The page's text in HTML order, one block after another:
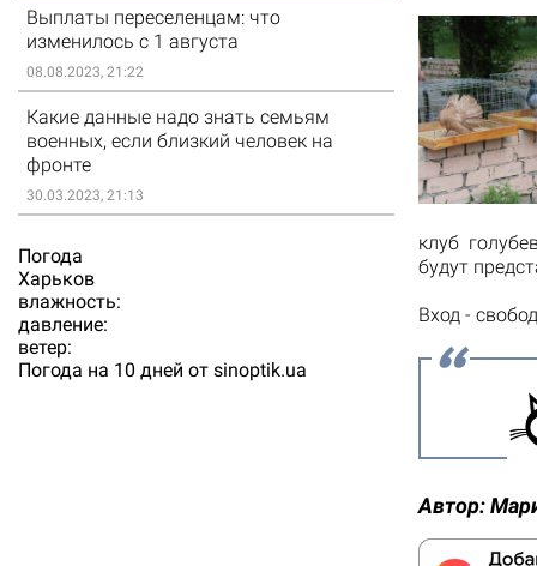
Выплаты переселенцам: что
изменилось с 1 августа
08.08.2023, 21:22
Какие данные надо знать семьям
военных, если близкий человек на
фронте
30.03.2023, 21:13
Погода
Харьков
влажность:
давление:
ветер:
Погода на 10 дней от sinoptik.ua
клуб
будут
Вход -
Автор: